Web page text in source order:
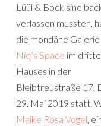
Lüül & Bock sind
verlassen mussten,
die mondäne Galerie
Niq’s Space im
Hauses in der
Bleibtreustraße 17.
29. Mai 2019 statt.
Maike Rosa Vogel,